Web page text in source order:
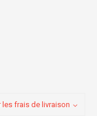
les frais de livraison